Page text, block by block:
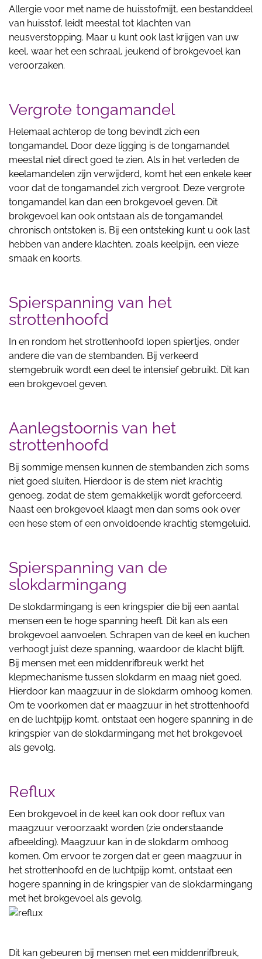
Allergie voor met name de huisstofmijt, een bestanddeel
van huisstof, leidt meestal tot klachten van
neusverstopping. Maar u kunt ook last krijgen van uw
keel, waar het een schraal, jeukend of brokgevoel kan
veroorzaken.
Vergrote tongamandel
Helemaal achterop de tong bevindt zich een
tongamandel. Door deze ligging is de tongamandel
meestal niet direct goed te zien. Als in het verleden de
keelamandelen zijn verwijderd, komt het een enkele keer
voor dat de tongamandel zich vergroot. Deze vergrote
tongamandel kan dan een brokgevoel geven. Dit
brokgevoel kan ook ontstaan als de tongamandel
chronisch ontstoken is. Bij een ontsteking kunt u ook last
hebben van andere klachten, zoals keelpijn, een vieze
smaak en koorts.
Spierspanning van het
strottenhoofd
In en rondom het strottenhoofd lopen spiertjes, onder
andere die van de stembanden. Bij verkeerd
stemgebruik wordt een deel te intensief gebruikt. Dit kan
een brokgevoel geven.
Aanlegstoornis van het
strottenhoofd
Bij sommige mensen kunnen de stembanden zich soms
niet goed sluiten. Hierdoor is de stem niet krachtig
genoeg, zodat de stem gemakkelijk wordt geforceerd.
Naast een brokgevoel klaagt men dan soms ook over
een hese stem of een onvoldoende krachtig stemgeluid.
Spierspanning van de
slokdarmingang
De slokdarmingang is een kringspier die bij een aantal
mensen een te hoge spanning heeft. Dit kan als een
brokgevoel aanvoelen. Schrapen van de keel en kuchen
verhoogt juist deze spanning, waardoor de klacht blijft.
Bij mensen met een middenrifbreuk werkt het
klepmechanisme tussen slokdarm en maag niet goed.
Hierdoor kan maagzuur in de slokdarm omhoog komen.
Om te voorkomen dat er maagzuur in het strottenhoofd
en de luchtpijp komt, ontstaat een hogere spanning in de
kringspier van de slokdarmingang met het brokgevoel
als gevolg.
Reflux
Een brokgevoel in de keel kan ook door reflux van
maagzuur veroorzaakt worden (zie onderstaande
afbeelding). Maagzuur kan in de slokdarm omhoog
komen. Om ervoor te zorgen dat er geen maagzuur in
het strottenhoofd en de luchtpijp komt, ontstaat een
hogere spanning in de kringspier van de slokdarmingang
met het brokgevoel als gevolg.
Dit kan gebeuren bij mensen met een middenrifbreuk,